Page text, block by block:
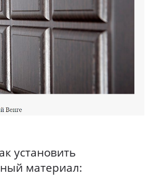
установить
материал: